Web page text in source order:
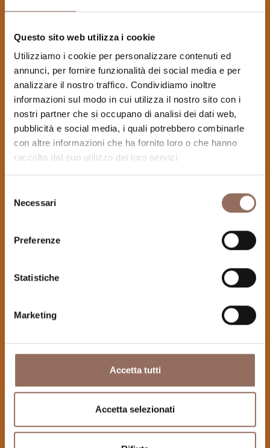
Questo sito web utilizza i cookie
Utilizziamo i cookie per personalizzare contenuti ed
annunci, per fornire funzionalità dei social media e per
analizzare il nostro traffico. Condividiamo inoltre
informazioni sul modo in cui utilizza il nostro sito con i
nostri partner che si occupano di analisi dei dati web,
pubblicità e social media, i quali potrebbero combinarle
con altre informazioni che ha fornito loro o che hanno
raccolto dal suo utilizzo dei loro servizi.
delNecessari
Preferenze
Statistiche
Marketing
Accetta tutti
Accetta selezionati